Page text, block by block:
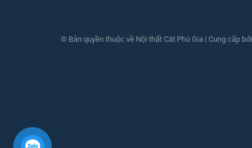
© Bản quyền thuộc về Nội thất Cát Phú Gia | Cung cấp bởi